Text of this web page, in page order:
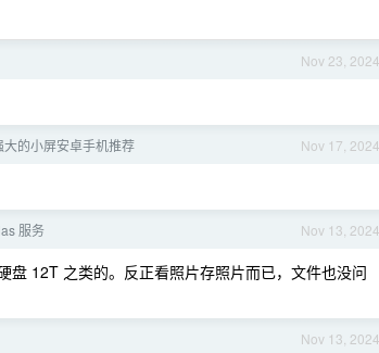
Nov 23, 2024
Nov 17, 2024
的小屏安卓手机推荐
Nov 13, 2024
服务
12T 之类的。反正看照片存照片而已，文件也没问
Nov 13, 2024